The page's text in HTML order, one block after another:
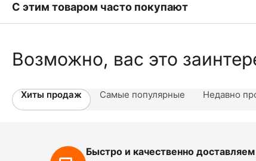
С этим товаром часто покупают
Возможно, вас это
Хиты продаж Самые популярные Недавно
Быстро и качественно доставляем